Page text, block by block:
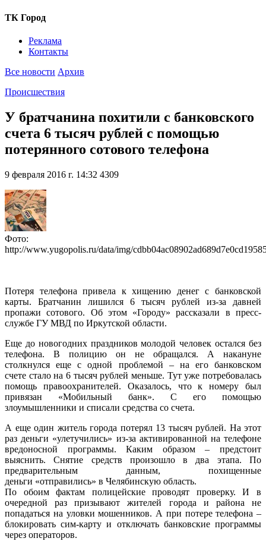
ТК Город
Реклама
Контакты
Все новости Архив
Происшествия
У братчанина похитили с банковского
счета 6 тысяч рублей с помощью
потерянного сотового телефона
9 февраля 2016 г. 14:32 4309
Фото:
http://www.yugopolis.ru/data/img/
Потеря телефона привела к хищению денег с банковской
карты. Братчанин лишился 6 тысяч рублей из-за давней
пропажи сотового. Об этом «Городу» рассказали в пресс-
службе ГУ МВД по Иркутской области.
Еще до новогодних праздников молодой человек остался без
телефона. В полицию он не обращался. А накануне
столкнулся еще с одной проблемой – на его банковском
счете стало на 6 тысяч рублей меньше. Тут уже потребовалась
помощь правоохранителей. Оказалось, что к номеру был
привязан «Мобильный банк». С его помощью
злоумышленники и списали средства со счета.
А еще один житель города потерял 13 тысяч рублей. На этот
раз деньги «улетучились» из-за активированной на телефоне
вредоносной программы. Каким образом – предстоит
выяснить. Снятие средств произошло в два этапа. По
предварительным данным, похищенные
деньги «отправились» в Челябинскую область.
По обоим фактам полицейские проводят проверку. И в
очередной раз призывают жителей города и района не
попадаться на уловки мошенников. А при потере телефона –
блокировать сим-карту и отключать банковские программы
через операторов.